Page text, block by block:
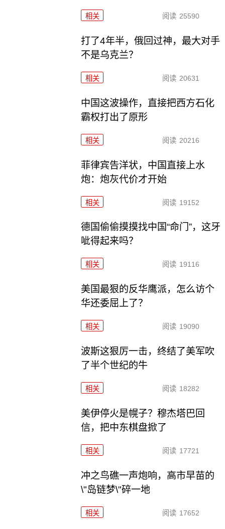
相关 阅读 25590
打了4年半，俄回过神，最大对手
不是乌克兰？
相关 阅读 20631
中国这波操作，直接把西方石化
霸权打出了原形
相关 阅读 20216
菲律宾告洋状，中国直接上水
炮：炮灰代价才开始
相关 阅读 19152
德国偷偷摸摸找中国“命门”，这牙
呲得起来吗？
相关 阅读 19116
美国最狠的反华鹰派，怎么访个
华还委屈上了？
相关 阅读 19090
波斯这狠厉一击，终结了美军吹
了半个世纪的牛
相关 阅读 18282
美伊停火是幌子？穆杰塔巴回
信，把中东棋盘掀了
相关 阅读 17721
冲之鸟礁一声炮响，高市早苗的
\"岛链梦\"碎一地
相关 阅读 17652